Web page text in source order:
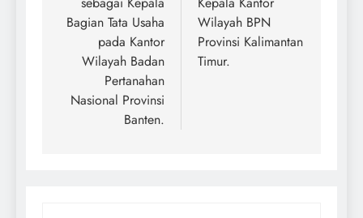
Bagian Tata Usaha
pada Kantor
Wilayah Badan
Pertanahan
Nasional Provinsi
Banten.
Wilayah BPN
Provinsi Kalimantan
Timur.